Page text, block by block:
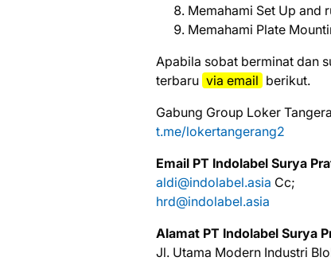
Memahami Set Up and
Memahami Plate
Aраbіlа ѕоbаt bеrmіnаt dаn
tеrbаru via email bеrіkut.
Gabung Group Loker
t.me/lokertangerang2
Emаіl PT Indolabel Surya
aldi@indolabel.asia Cc;
hrd@indolabel.asia
Alаmаt PT Indolabel Surya
Jl. Utama Modern Industri